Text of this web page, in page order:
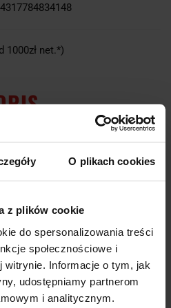
O plikach cookies
z plików cookie
do spersonalizowania treści
społecznościowe i
witrynie. Informacje o tym, jak
udostępniamy partnerom
i analitycznym.
4317784834148
1000zł net.*)
(0)
spiekanego HM, ze sprężyną